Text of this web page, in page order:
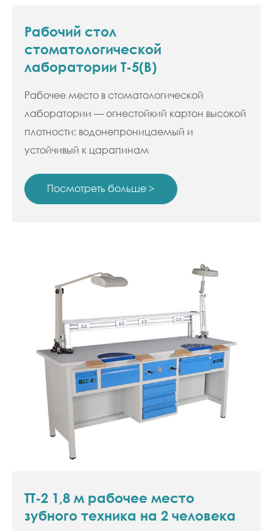
Рабочий стол
стоматологической
лаборатории T-5(B)
Рабочее место в стоматологической
лаборатории — огнестойкий картон высокой
плотности: водонепроницаемый и
устойчивый к царапинам
Посмотреть больше >
TT-2 1,8 м рабочее место
зубного техника на 2 человека